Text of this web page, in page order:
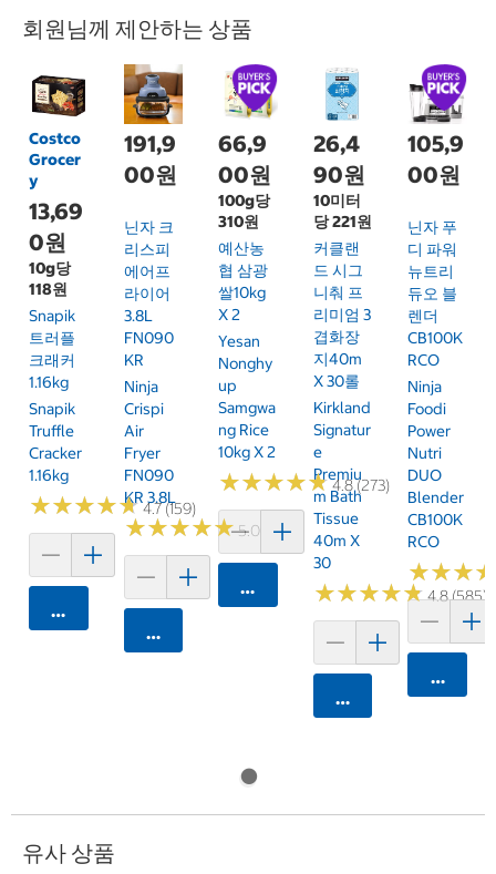
회원님께 제안하는 상품
Costco
Grocer
y
13,69
0원
10g당
118원
Snapik
트러플
크래커
1.16kg
Snapik
Truffle
Cracker
1.16kg
★★★★★
★★★★★4.7 (159)
카트에 담기
191,9
00원
닌자 크
리스피
에어프
라이어
3.8L
FN090
KR
Ninja
Crispi
Air
Fryer
FN090
KR 3.8L
★★★★★
★★★★★5.0 (6)
카트에 담기
66,9
00원
100g당
310원
예산농
협 삼광
쌀10kg
X 2
Yesan
Nonghy
Up
Samgwa
Ng Rice
10kg X 2
★★★★★
★★★★★4.8 (273)
카트에 담기
26,4
90원
10미터
당 221원
커클랜
드 시그
니춰 프
리미엄 3
겹화장
지40m
X 30롤
Kirkland
Signatur
E
Premiu
M Bath
Tissue
40m X
30
★★★★★
★★★★★4.8 (585)
카트에 담기
105,9
00원
닌자 푸
디 파워
뉴트리
듀오 블
렌더
CB100K
RCO
Ninja
Foodi
Power
Nutri
DUO
Blender
CB100K
RCO
★★★
★★★
카트에
유사 상품